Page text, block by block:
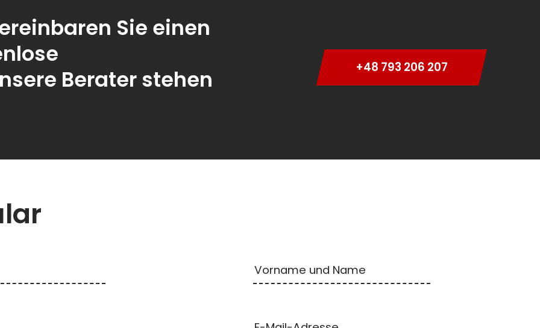
Sie einen
Berater stehen
+48 793 206 207
Vorname und Name